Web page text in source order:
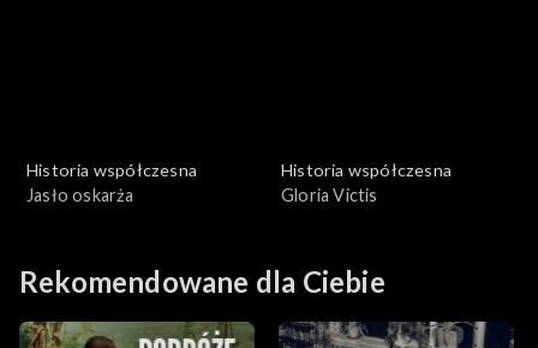
Historia współczesna
Jasło oskarża
Historia współczesna
Gloria Victis
Rekomendowane dla Ciebie